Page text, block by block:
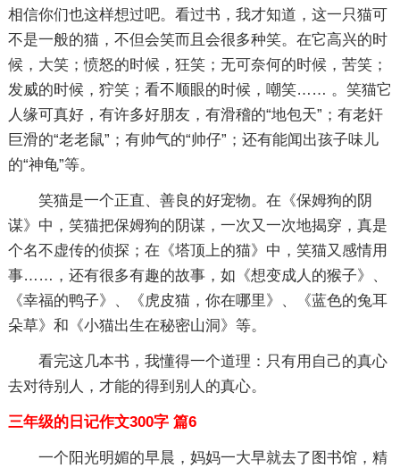
相信你们也这样想过吧。看过书，我才知道，这一只猫可
不是一般的猫，不但会笑而且会很多种笑。在它高兴的时
候，大笑；愤怒的时候，狂笑；无可奈何的时候，苦笑；
发威的时候，狞笑；看不顺眼的时候，嘲笑…… 。笑猫它
人缘可真好，有许多好朋友，有滑稽的“地包天”；有老奸
巨滑的“老老鼠”；有帅气的“帅仔”；还有能闻出孩子味儿
的“神龟”等。
笑猫是一个正直、善良的好宠物。在《保姆狗的阴
谋》中，笑猫把保姆狗的阴谋，一次又一次地揭穿，真是
个名不虚传的侦探；在《塔顶上的猫》中，笑猫又感情用
事……，还有很多有趣的故事，如《想变成人的猴子》、
《幸福的鸭子》、《虎皮猫，你在哪里》、《蓝色的兔耳
朵草》和《小猫出生在秘密山洞》等。
看完这几本书，我懂得一个道理：只有用自己的真心
去对待别人，才能的得到别人的真心。
三年级的日记作文300字 篇6
一个阳光明媚的早晨，妈妈一大早就去了图书馆，精